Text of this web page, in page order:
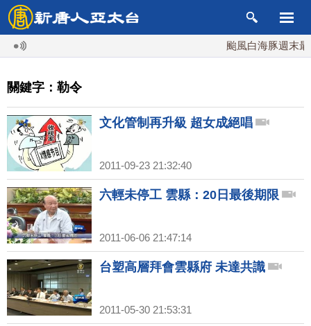
颱風白海豚週末最
關鍵字：勒令
文化管制再升級 超女成絕唱
2011-09-23 21:32:40
六輕未停工 雲縣：20日最後期限
2011-06-06 21:47:14
台塑高層拜會雲縣府 未達共識
2011-05-30 21:53:31